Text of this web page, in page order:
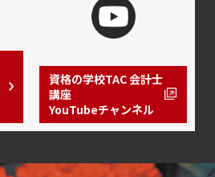
資格の学校TAC 会計士
講座
YouTubeチャンネル